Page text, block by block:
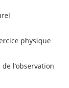
physique
l’observation